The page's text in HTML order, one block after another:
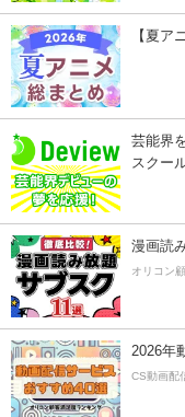
【夏ア
芸能界
スクー
漫画読
オリコン
2026年
CS動画配